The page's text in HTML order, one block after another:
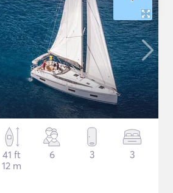
41 ft
12 m
6 3 3